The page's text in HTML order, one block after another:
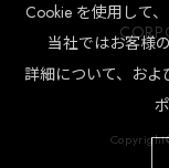
Cookie を使用して
当社ではお客様
詳細について、お